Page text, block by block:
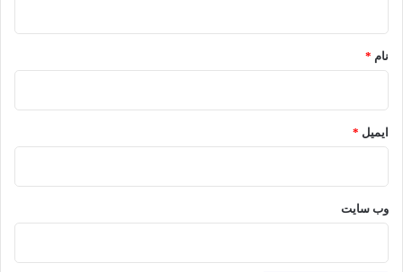
نام *
ایمیل *
وب‌ سایت